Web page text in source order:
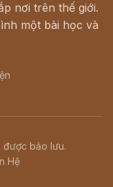
nơi trên thế giới.
một bài học và
được bảo lưu.
Hệ